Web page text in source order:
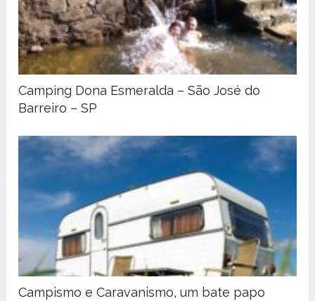
Camping Dona Esmeralda – São José do
Barreiro – SP
Campismo e Caravanismo, um bate papo